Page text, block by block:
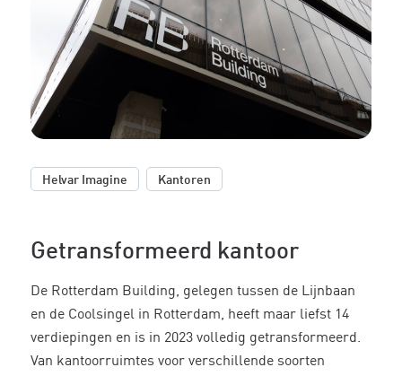
Helvar Imagine Kantoren
Getransformeerd kantoor
De Rotterdam Building, gelegen tussen de Lijnbaan
en de Coolsingel in Rotterdam, heeft maar liefst 14
verdiepingen en is in 2023 volledig getransformeerd.
Van kantoorruimtes voor verschillende soorten